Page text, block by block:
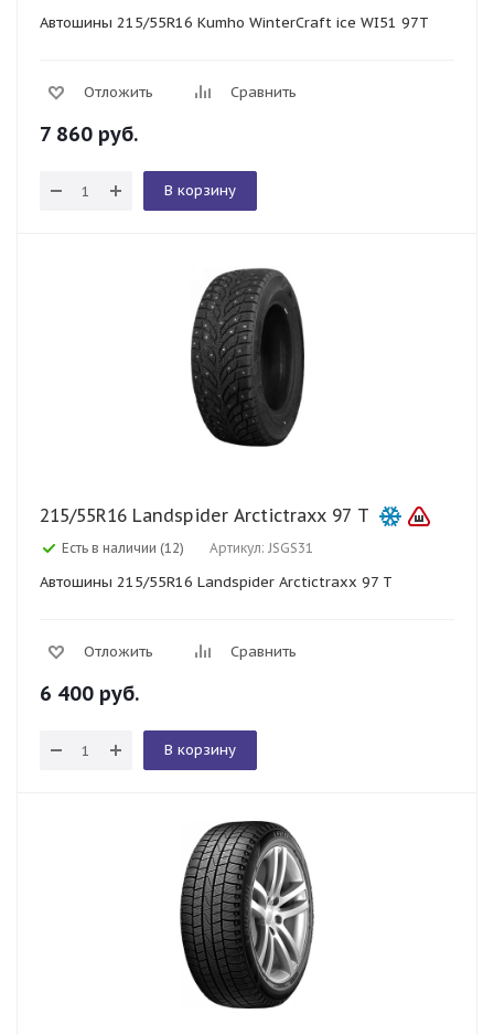
Автошины 215/55R16 Kumho WinterCraft ice WI51 97T
Отложить Сравнить
7 860 руб.
В корзину
215/55R16 Landspider Arctictraxx 97 T
Есть в наличии (12) Артикул: JSGS31
Автошины 215/55R16 Landspider Arctictraxx 97 T
Отложить Сравнить
6 400 руб.
В корзину